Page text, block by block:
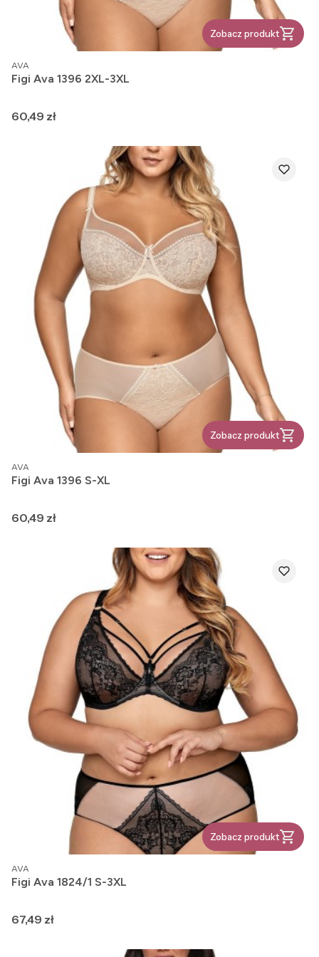
Zobacz produkt
PRODUCENT
AVA
Figi Ava 1396 2XL-3XL
Cena
60,49 zł
Zobacz produkt
PRODUCENT
AVA
Figi Ava 1396 S-XL
Cena
60,49 zł
Zobacz produkt
PRODUCENT
AVA
Figi Ava 1824/1 S-3XL
Cena
67,49 zł